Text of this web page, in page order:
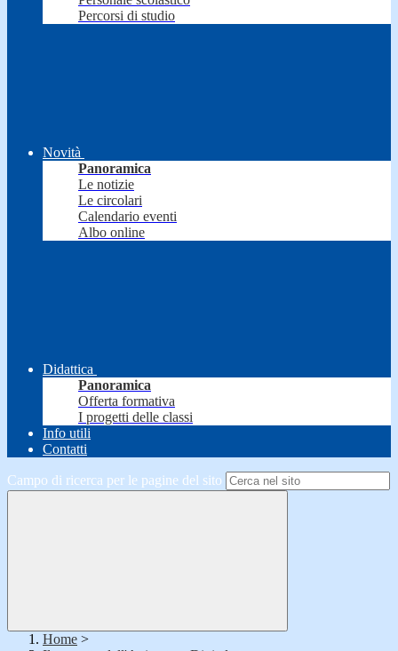
Percorsi di studio
Novità
Panoramica
Le notizie
Le circolari
Calendario eventi
Albo online
Didattica
Panoramica
Offerta formativa
I progetti delle classi
Info utili
Contatti
Campo di ricerca per le pagine del sito
Home >